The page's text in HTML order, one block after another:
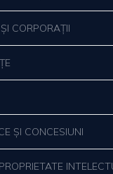
CORPORAȚII
ȘI CONCESIUNI